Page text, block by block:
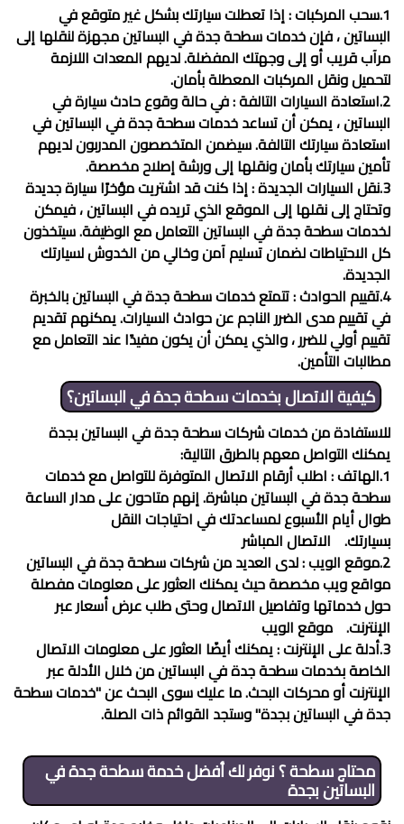
1.سحب المركبات : إذا تعطلت سيارتك بشكل غير متوقع في
البساتين ، فإن خدماتسطحة جدة في البساتينمجهزة لنقلها إلى
مرآب قريب أو إلى وجهتك المفضلة. لديهم المعدات اللازمة
لتحميل ونقل المركبات المعطلة بأمان.
2.استعادة السيارات التالفة : في حالة وقوع حادث سيارة في
البساتين ، يمكن أن تساعد خدماتسطحة جدة في البساتينفي
استعادة سيارتك التالفة. سيضمن المتخصصون المدربون لديهم
تأمين سيارتك بأمان ونقلها إلى ورشة إصلاح مخصصة.
3.نقل السيارات الجديدة : إذا كنت قد اشتريت مؤخرًا سيارة جديدة
وتحتاج إلى نقلها إلى الموقع الذي تريده في البساتين ، فيمكن
لخدماتسطحة جدة في البساتينالتعامل مع الوظيفة. سيتخذون
كل الاحتياطات لضمان تسليم آمن وخالي من الخدوش لسيارتك
الجديدة.
4.تقييم الحوادث : تتمتع خدمات
سطحة جدة في البساتينبالخبرة
في تقييم مدى الضرر الناجم عن حوادث السيارات. يمكنهم تقديم
تقييم أولي للضرر ، والذي يمكن أن يكون مفيدًا عند التعامل مع
مطالبات التأمين.
كيفية الاتصال بخدماتسطحة جدة في البساتين؟
للاستفادة من خدمات شركاتسطحة جدة في البساتينبجدة
يمكنك التواصل معهم بالطرق التالية:
1.الهاتف : اطلب أرقام الاتصال المتوفرة للتواصل مع خدمات
سطحة جدة في البساتينمباشرة. إنهم متاحون على مدار الساعة
طوال أيام الأسبوع لمساعدتك في احتياجات النقل
بسيارتك.
الاتصال المباشر
2.موقع الويب : لدى العديد من شركات
سطحة جدة في البساتين
مواقع ويب مخصصة حيث يمكنك العثور على معلومات مفصلة
حول خدماتها وتفاصيل الاتصال وحتى طلب عرض أسعار عبر
الإنترنت.
موقع الويب
3.أدلة على الإنترنت : يمكنك أيضًا العثور على معلومات الاتصال
الخاصة بخدماتسطحة جدة في البساتينمن خلال الأدلة عبر
الإنترنت أو محركات البحث. ما عليك سوى البحث عن "خدماتسطحة
جدة في البساتينبجدة" وستجد القوائم ذات الصلة.
محتاج سطحة ؟ نوفر لك أفضل خدمةسطحة جدة في
البساتينبجدة